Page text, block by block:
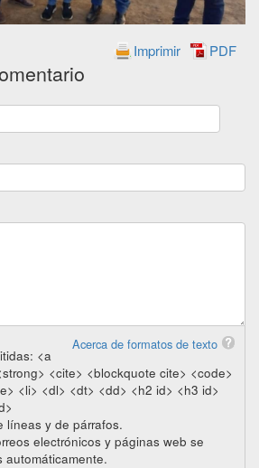
PDF
Imprimir
Acerca de formatos de texto
<a
<cite> <blockquote cite> <code>
<li> <dl> <dt> <dd> <h2 id> <h3 id>
líneas y de párrafos.
electrónicos y páginas web se
automáticamente.